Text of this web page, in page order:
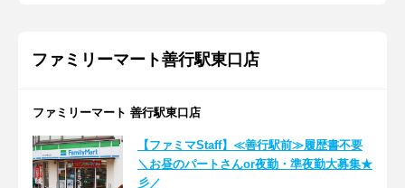
ファミリーマート善行駅東口店
ファミリーマート 善行駅東口店
【ファミマStaff】≪善行駅前≫履歴書不要
＼お昼のパートさんor夜勤・準夜勤大募集★
彡／